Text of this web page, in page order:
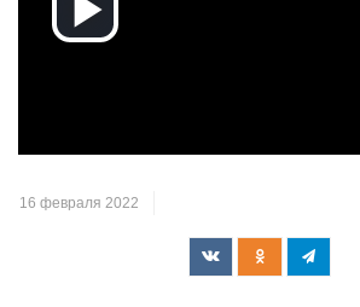
видео
16 февраля 2022